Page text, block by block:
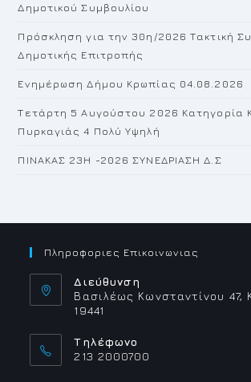
Δημοτικού Συμβουλίου
Πρόσκληση για την 30η/2026 Τακτική
Δημοτικής Επιτροπής
Ενημέρωση Δήμου Κρωπίας 04.08.2026
Τετάρτη 5 Αυγούστου 2026 Κατηγορία
Πυρκαγιάς 4 Πολύ Υψηλή
ΠΙΝΑΚΑΣ 23H -2026 ΣΥΝΕΔΡΙΑΣΗ Δ.Σ
Πληροφοριες Επικοινωνιας
Διεύθυνση
Βασιλέως Κωνσταντίνου 47,
19441
Τηλέφωνο
213 2000700